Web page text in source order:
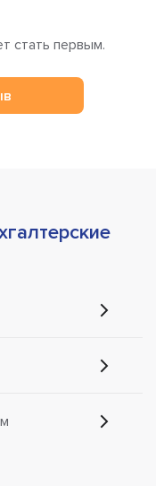
стать первым.